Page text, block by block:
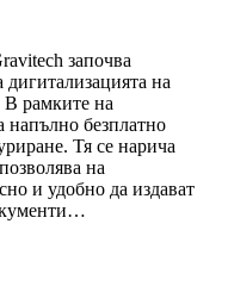
започва
на
В рамките на
напълно безплатно
Тя се нарича
на
и удобно да издават